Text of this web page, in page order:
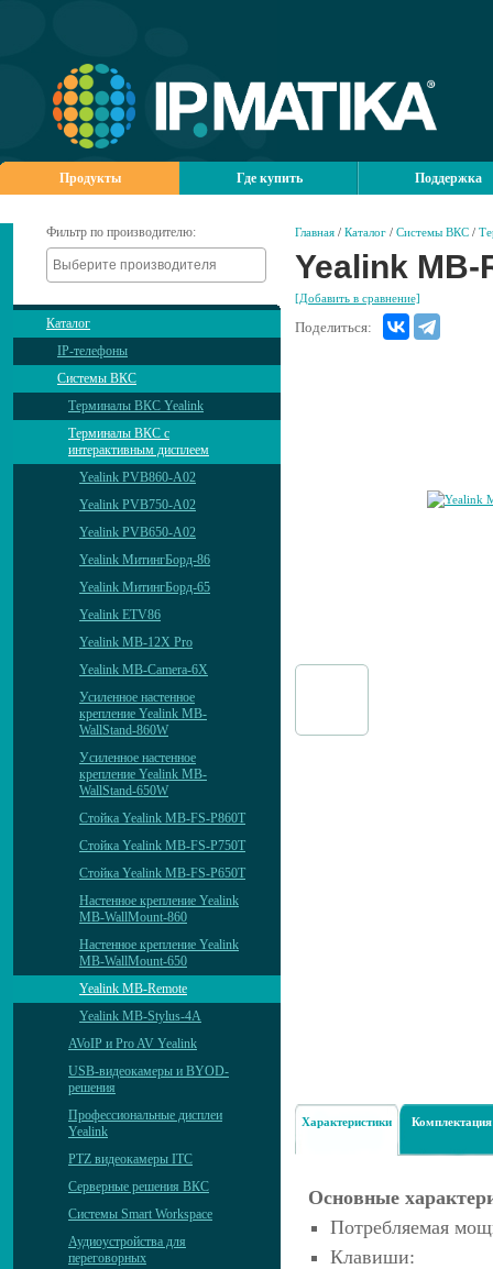
Продукты Где купить Поддержка
Фильтр по производителю:
Каталог
IP-телефоны
Системы ВКС
Терминалы ВКС Yealink
Терминалы ВКС с
интерактивным дисплеем
Yealink PVB860-A02
Yealink PVB750-A02
Yealink PVB650-A02
Yealink МитингБорд-86
Yealink МитингБорд-65
Yealink ETV86
Yealink MB-12X Pro
Yealink MB-Camera-6X
Усиленное настенное
крепление Yealink MB-
WallStand-860W
Уcиленное настенное
крепление Yealink MB-
WallStand-650W
Стойка Yealink MB-FS-P860T
Стойка Yealink MB-FS-P750T
Стойка Yealink MB-FS-P650T
Настенное крепление Yealink
MB-WallMount-860
Настенное крепление Yealink
MB-WallMount-650
Yealink MB-Remote
Yealink MB-Stylus-4A
AVoIP и Pro AV Yealink
USB-видеокамеры и BYOD-
решения
Профессиональные дисплеи
Yealink
PTZ видеокамеры ITC
Серверные решения ВКС
Системы Smart Workspace
Аудиоустройства для
переговорных
Главная / Каталог / Системы ВКС /
Yealink MB-
[Добавить в сравнение]
Поделиться:
Характеристики Комплектация
Основные
Потребляемая
Клавиши: